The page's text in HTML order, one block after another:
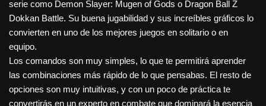
serie como Demon Slayer: Mugen of Gods o Dragon Ball Z
Dokkan Battle. Su buena jugabilidad y sus increíbles gráficos lo
convierten en uno de los mejores juegos en solitario o en
equipo.
Los comandos son muy simples, lo que te permitirá aprender
las combinaciones más rápido de lo que pensabas. El resto de
opciones son muy intuitivas, y con un poco de práctica te
convertirás en un experto en combate que dominará la esencia